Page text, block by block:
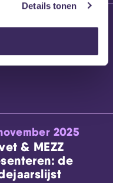
Details tonen
Blog: Ão
2025
& MEZZ
de